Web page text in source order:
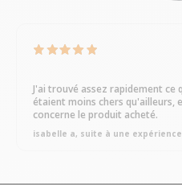
J'ai trouvé assez rapidement ce
étaient moins chers qu'ailleurs,
concerne le produit acheté.
isabelle a, suite à une expérience